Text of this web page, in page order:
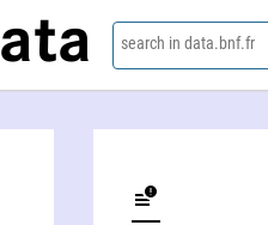
search in data.bnf.fr